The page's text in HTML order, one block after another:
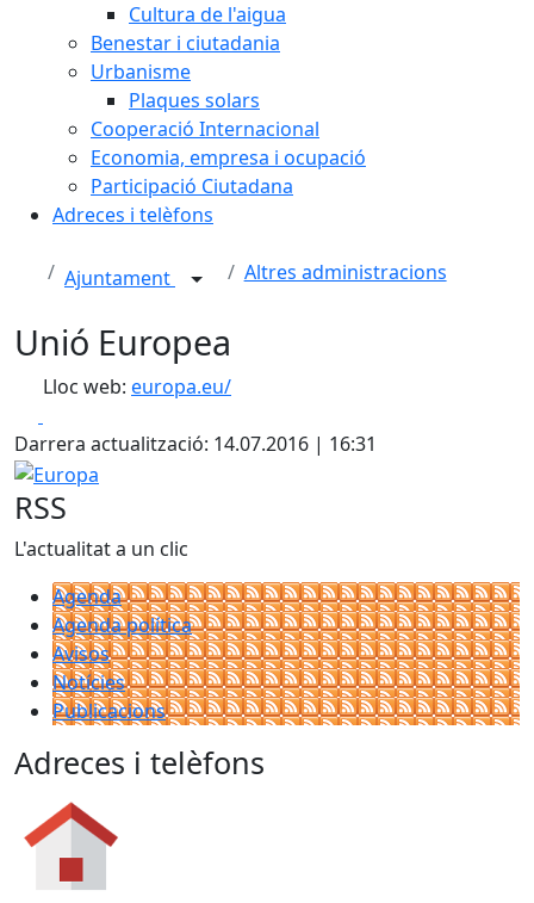
Cultura de l'aigua
Benestar i ciutadania
Urbanisme
Plaques solars
Cooperació Internacional
Economia, empresa i ocupació
Participació Ciutadana
Adreces i telèfons
Ajuntament Altres administracions
Unió Europea
Lloc web: europa.eu/
Darrera actualització: 14.07.2016 | 16:31
Europa
RSS
L'actualitat a un clic
Agenda
Agenda política
Avisos
Notícies
Publicacions
Adreces i telèfons